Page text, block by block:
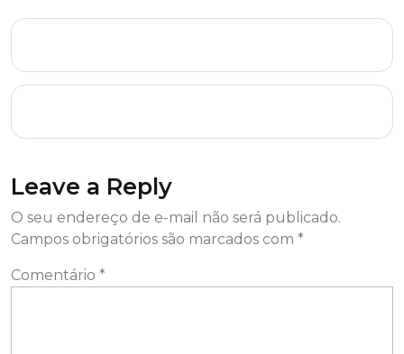
Leave a Reply
O seu endereço de e-mail não será publicado.
Campos obrigatórios são marcados com *
Comentário *